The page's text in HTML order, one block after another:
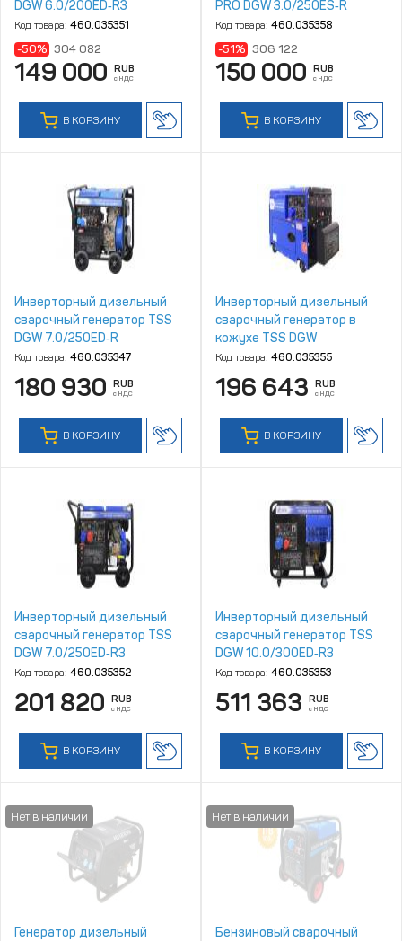
DGW 6.0/200ED‑R3
Код товара: 460.035351
-50% 304 082
149 000 RUB
с НДС
В КОРЗИНУ
PRO DGW 3.0/250ES‑R
Код товара: 460.035358
-51% 306 122
150 000 RUB
с НДС
В КОРЗИНУ
Инверторный дизельный
сварочный генератор TSS
DGW 7.0/250ED‑R
Код товара: 460.035347
180 930 RUB
с НДС
В КОРЗИНУ
Инверторный дизельный
сварочный генератор в
кожухе TSS DGW
7.0/250EDS‑R
Код товара: 460.035355
196 643 RUB
с НДС
В КОРЗИНУ
Инверторный дизельный
сварочный генератор TSS
DGW 7.0/250ED‑R3
Код товара: 460.035352
201 820 RUB
с НДС
В КОРЗИНУ
Инверторный дизельный
сварочный генератор TSS
DGW 10.0/300ED‑R3
Код товара: 460.035353
511 363 RUB
с НДС
В КОРЗИНУ
Генератор дизельный
Бензиновый сварочный